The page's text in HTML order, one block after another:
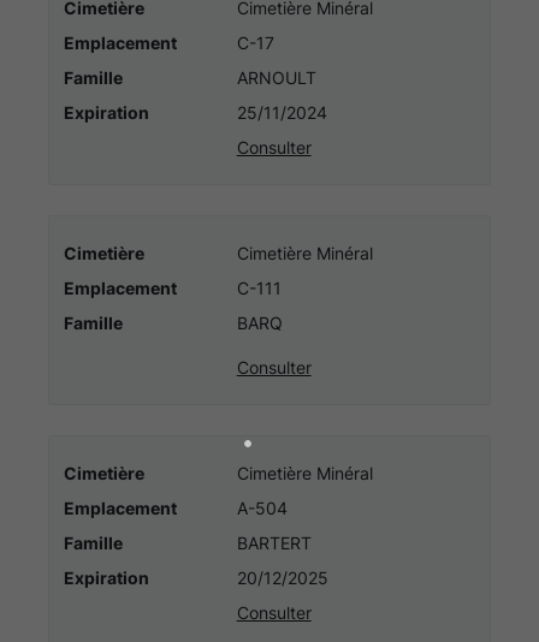
Cimetière
Cimetière Minéral
Emplacement
C-17
Famille
ARNOULT
Expiration
25/11/2024
Consulter
Cimetière
Cimetière Minéral
Emplacement
C-111
Famille
BARQ
Consulter
Cimetière
Cimetière Minéral
Emplacement
A-504
Famille
BARTERT
Expiration
20/12/2025
Consulter